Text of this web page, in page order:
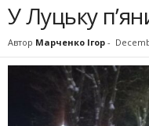
У Луцьку
Автор Марченко Ігор -